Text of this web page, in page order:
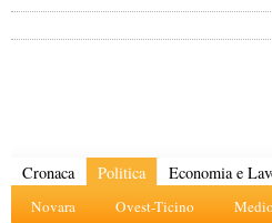
Cronaca Politica
Novara Ovest-Ticino
Economia e